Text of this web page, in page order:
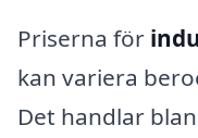
Priserna för
kan variera
Det handlar